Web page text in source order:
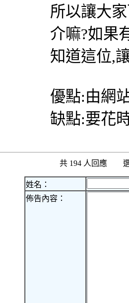
所以讓大
介嘛?如果
知道這位,
優點:由網
缺點:要花
共 194 人回應 選
姓名：
佈告內容：